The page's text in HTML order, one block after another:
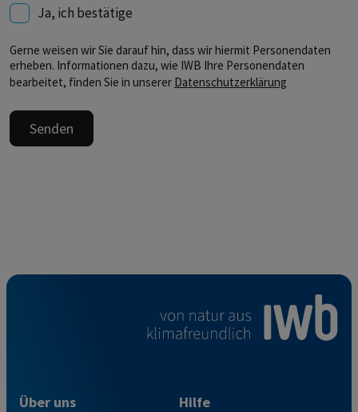
Ja, ich bestätige
Gerne weisen wir Sie darauf hin, dass wir hiermit Personendaten
erheben. Informationen dazu, wie IWB Ihre Personendaten
bearbeitet, finden Sie in unserer Datenschutzerklärung
Senden
Über uns
Hilfe